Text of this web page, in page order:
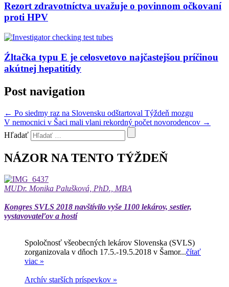
Rezort zdravotníctva uvažuje o povinnom očkovaní
proti HPV
Źltačka typu E je celosvetovo najčastejšou príčinou
akútnej hepatitídy
Post navigation
← Po siedmy raz na Slovensku odštartoval Týždeň mozgu
V nemocnici v Šaci mali vlani rekordný počet novorodencov →
Hľadať
NÁZOR NA TENTO TÝŽDEŇ
MUDr. Monika Palušková, PhD., MBA
Kongres SVLS 2018 navštívilo vyše 1100 lekárov, sestier,
vystavovateľov a hostí
Spoločnosť všeobecných lekárov Slovenska (SVLS)
zorganizovala v dňoch 17.5.-19.5.2018 v Šamor...čítať
viac »
Archív starších príspevkov »